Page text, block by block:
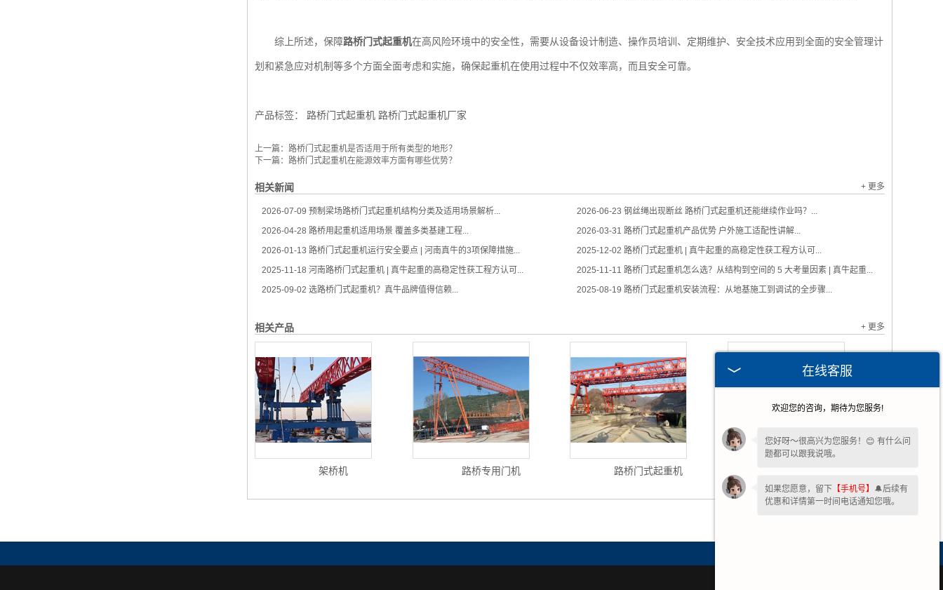
综上所述，保障路桥门式起重机在高风险环境中的安全性，需要从设备设计制造、操作员培训、定期维护、安全技术应用到全面的安全管理计
划和紧急应对机制等多个方面全面考虑和实施，确保起重机在使用过程中不仅效率高，而且安全可靠。
产品标签： 路桥门式起重机 路桥门式起重机厂家
上一篇： 路桥门式起重机是否适用于所有类型的地形？
下一篇： 路桥门式起重机在能源效率方面有哪些优势？
相关新闻 + 更多
2026-07-09 预制梁场路桥门式起重机结构分类及适用场景解析... 2026-06-23 钢丝绳出现断丝 路桥门式起重机还能继续作业吗？...
2026-04-28 路桥用起重机适用场景 覆盖多类基建工程... 2026-03-31 路桥门式起重机产品优势 户外施工适配性讲解...
2026-01-13 路桥门式起重机运行安全要点 | 河南真牛的3项保障措施... 2025-12-02 路桥门式起重机 | 真牛起重的高稳定性获工程方认可...
2025-11-18 河南路桥门式起重机 | 真牛起重的高稳定性获工程方认可... 2025-11-11 路桥门式起重机怎么选？从结构到空间的 5 大考量因素 | 真牛起重...
2025-09-02 选路桥门式起重机？真牛品牌值得信赖... 2025-08-19 路桥门式起重机安装流程：从地基施工到调试的全步骤...
相关产品 + 更多
架桥机 路桥专用门机 路桥门式起重机
在线客服
欢迎您的咨询，期待为您服务!
您好呀～很高兴为您服务！😊 有什么问
题都可以跟我说哦。
如果您愿意，留下 【手机号】 🔔后续有
优惠和详情第一时间电话通知您哦。